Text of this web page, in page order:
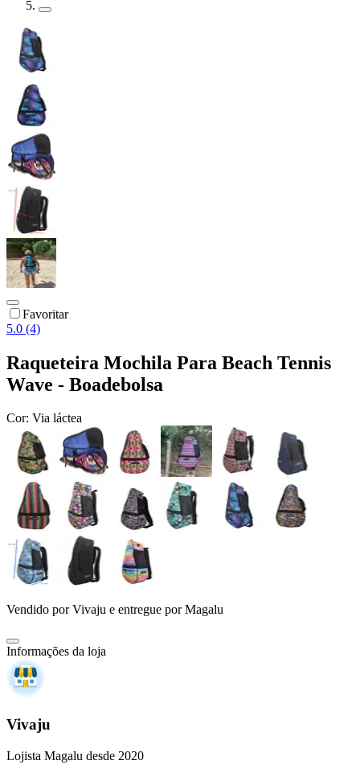
Favoritar
5.0 (4)
Raqueteira Mochila Para Beach Tennis
Wave - Boadebolsa
Cor: Via láctea
Vendido porVivaju e entregue por Magalu
Informações da loja
Vivaju
Lojista Magalu desde 2020